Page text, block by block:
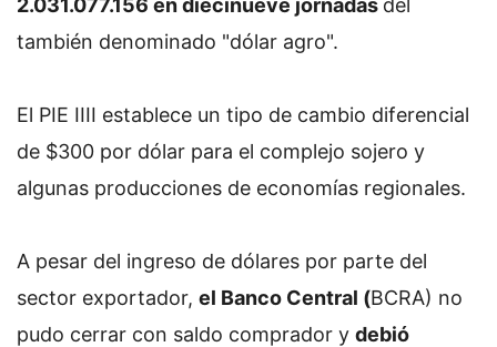
2.031.077.156 en diecinueve jornadas del
también denominado "dólar agro".
El PIE IIII establece un tipo de cambio diferencial
de $300 por dólar para el complejo sojero y
algunas producciones de economías regionales.
A pesar del ingreso de dólares por parte del
sector exportador, el Banco Central (BCRA) no
pudo cerrar con saldo comprador y debió